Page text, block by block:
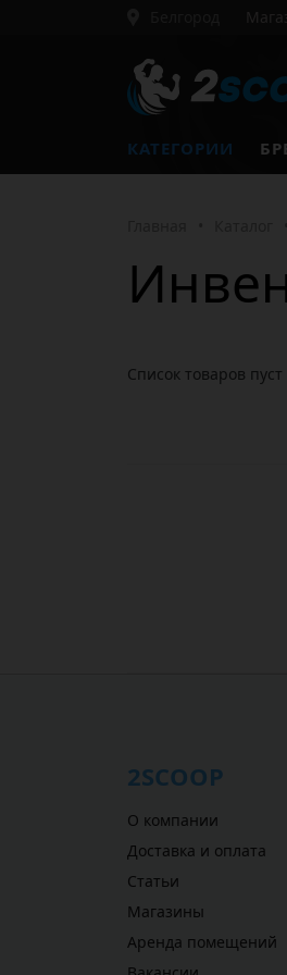
КАТЕГОРИИ
Список товаров пуст
2SCOOP
О компании
Доставка и оплата
Статьи
Магазины
Аренда помещений